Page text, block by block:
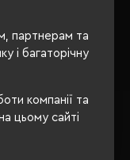
партнерам та
і багаторічну
компанії та
цьому сайті